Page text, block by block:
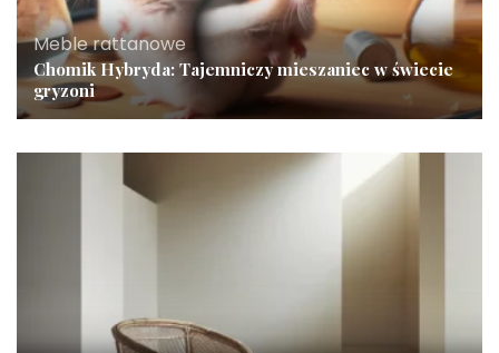
Meble rattanowe
Chomik Hybryda: Tajemniczy mieszaniec w świecie
gryzoni